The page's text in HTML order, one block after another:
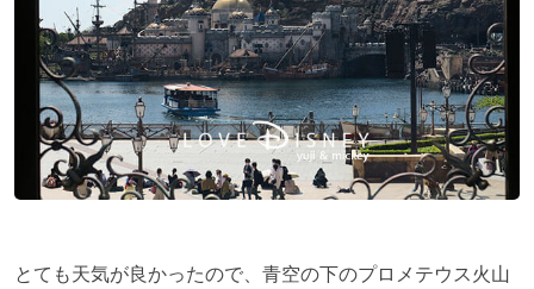
とても天気が良かったので、青空の下のプロメテウス火山